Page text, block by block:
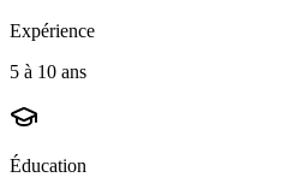
Expérience
5 à 10 ans
Éducation